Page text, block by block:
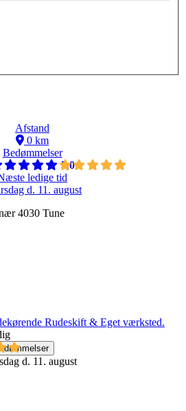
Afstand
0 km
Bedømmelser
5,0
ledige tid
d. 11. august
4030 Tune
Rudeskift & Eget værksted.
d. 11. august